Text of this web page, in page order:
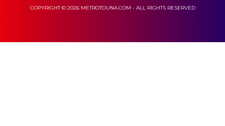
COPYRIGHT © 2026 METROTOUNA.COM - ALL RIGHTS RESERVED